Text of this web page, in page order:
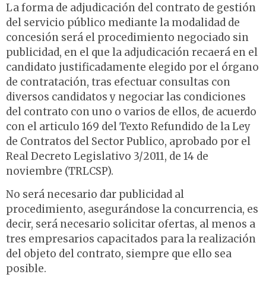
La forma de adjudicación del contrato de gestión
del servicio público mediante la modalidad de
concesión será el procedimiento negociado sin
publicidad, en el que la adjudicación recaerá en el
candidato justificadamente elegido por el órgano
de contratación, tras efectuar consultas con
diversos candidatos y negociar las condiciones
del contrato con uno o varios de ellos, de acuerdo
con el articulo 169 del Texto Refundido de la Ley
de Contratos del Sector Publico, aprobado por el
Real Decreto Legislativo 3/2011, de 14 de
noviembre (TRLCSP).
No será necesario dar publicidad al
procedimiento, asegurándose la concurrencia, es
decir, será necesario solicitar ofertas, al menos a
tres empresarios capacitados para la realización
del objeto del contrato, siempre que ello sea
posible.